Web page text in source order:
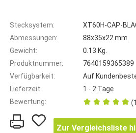
Stecksystem:
XT60H-CAP-
Abmessungen:
88x35x22 mm
Gewicht:
0.13 Kg.
Produktnummer:
7640159365389
Verfügbarkeit:
Auf
Lieferzeit:
1 - 2 Tage
Bewertung:
Zur Vergleichsliste